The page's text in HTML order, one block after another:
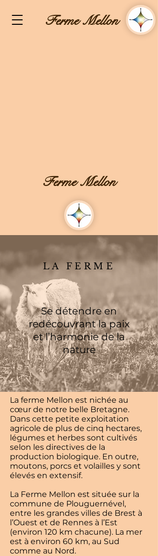
Ferme Mellon
Ferme Mellon
LA FERME
Se détendre en
redécouvrant la paix
et l’harmonie de la
nature
La ferme Mellon est nichée au
cœur de notre belle Bretagne.
Dans cette petite exploitation
agricole de plus de cinq hectares,
légumes et herbes sont cultivés
selon les directives de la
production biologique. En outre,
moutons, porcs et volailles y sont
élevés en extensif.
La Ferme Mellon est située sur la
commune de Plouguernével,
entre les grandes villes de Brest à
l’Ouest et de Rennes à l’Est
(environ 120 km chacune). La mer
est à environ 60 km, au Sud
comme au Nord.